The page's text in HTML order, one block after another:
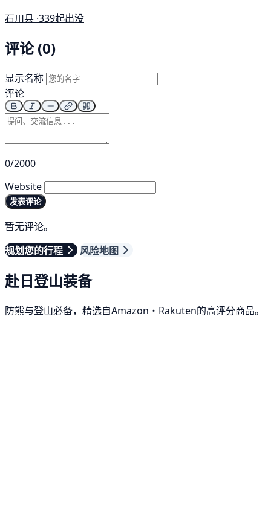
石川县 ·339起出没
评论 (0)
显示名称
评论
0/2000
Website
发表评论
暂无评论。
规划您的行程
风险地图
赴日登山装备
防熊与登山必备，精选自Amazon・Rakuten的高评分商品。